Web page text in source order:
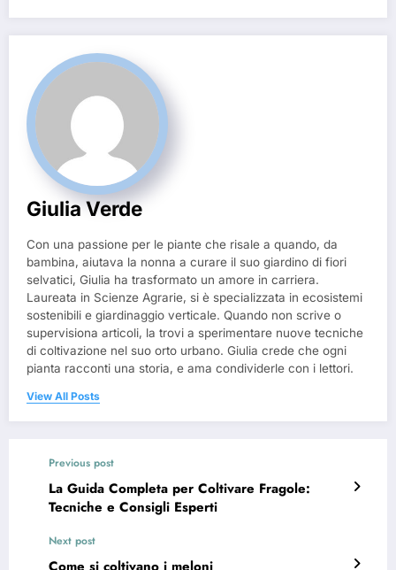
Giulia Verde
Con una passione per le piante che risale a quando, da
bambina, aiutava la nonna a curare il suo giardino di fiori
selvatici, Giulia ha trasformato un amore in carriera.
Laureata in Scienze Agrarie, si è specializzata in ecosistemi
sostenibili e giardinaggio verticale. Quando non scrive o
supervisiona articoli, la trovi a sperimentare nuove tecniche
di coltivazione nel suo orto urbano. Giulia crede che ogni
pianta racconti una storia, e ama condividerle con i lettori.
View All Posts
Previous post
La Guida Completa per Coltivare Fragole:
Tecniche e Consigli Esperti
Next post